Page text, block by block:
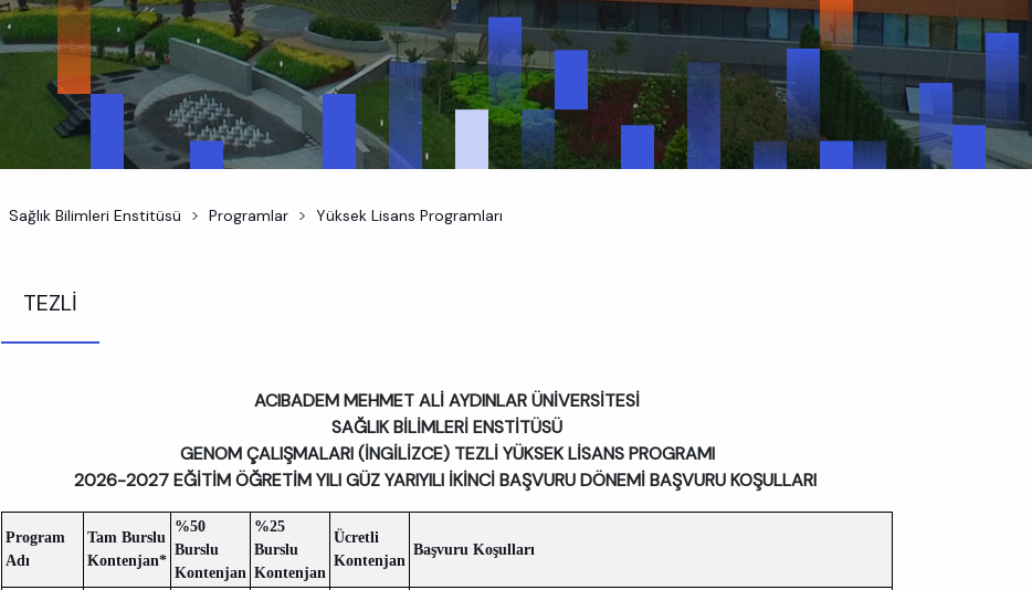
Sağlık Bilimleri Enstitüsü Programlar Yüksek Lisans Programları
TEZLİ
ACIBADEM MEHMET ALİ AYDINLAR ÜNİVERSİTESİ
SAĞLIK BİLİMLERİ ENSTİTÜSÜ
GENOM ÇALIŞMALARI (İNGİLİZCE) TEZLİ YÜKSEK LİSANS PROGRAMI
2026-2027 EĞİTİM ÖĞRETİM YILI GÜZ YARIYILI İKİNCİ BAŞVURU DÖNEMİ BAŞVURU KOŞULLARI
Program
Adı
Tam Burslu
Kontenjan*
%50
Burslu
Kontenjan
%25
Burslu
Kontenjan
Ücretli
Kontenjan
Başvuru Koşulları ​